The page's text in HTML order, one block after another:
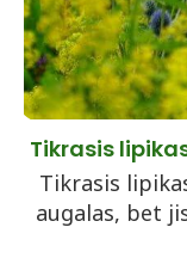
Tikrasis
Tikrasis
augalas, bet